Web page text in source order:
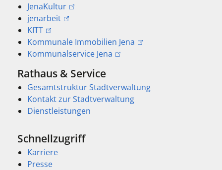
JenaKultur
jenarbeit
KITT
Kommunale Immobilien Jena
Kommunalservice Jena
Rathaus & Service
Gesamtstruktur Stadtverwaltung
Kontakt zur Stadtverwaltung
Dienstleistungen
Schnellzugriff
Karriere
Presse